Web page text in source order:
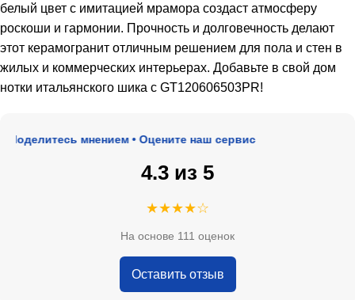
белый цвет с имитацией мрамора создаст атмосферу
роскоши и гармонии. Прочность и долговечность делают
этот керамогранит отличным решением для пола и стен в
жилых и коммерческих интерьерах. Добавьте в свой дом
нотки итальянского шика с GT120606503PR!
мнением • Оцените наш сервис
4.3 из 5
★★★★☆
На основе 111 оценок
Оставить отзыв